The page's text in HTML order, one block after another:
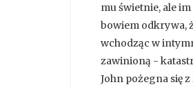
mu świetnie, ale
bowiem odkrywa,
wchodząc w
zawinioną -
John pożegna się